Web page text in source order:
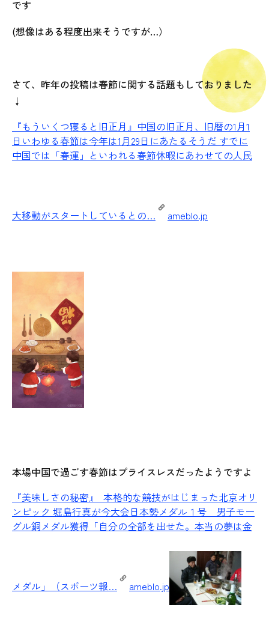
です
(想像はある程度出来そうですが…）
さて、昨年の投稿は春節に関する話題もしておりました
↓
『もういくつ寝ると旧正月』 中国の旧正月、旧暦の1月1
日いわゆる春節は今年は1月29日にあたるそうだ すでに
中国では「春運」といわれる春節休暇にあわせての人民
大移動がスタートしているとの… ameblo.jp
本場中国で過ごす春節はプライスレスだったようですよ
『美味しさの秘密』
本格的な競技がはじまった北京オリ
ンピック 堀島行真が今大会日本勢メダル１号 男子モー
グル銅メダル獲得「自分の全部を出せた。本当の夢は金
メダル」（スポーツ報… ameblo.jp